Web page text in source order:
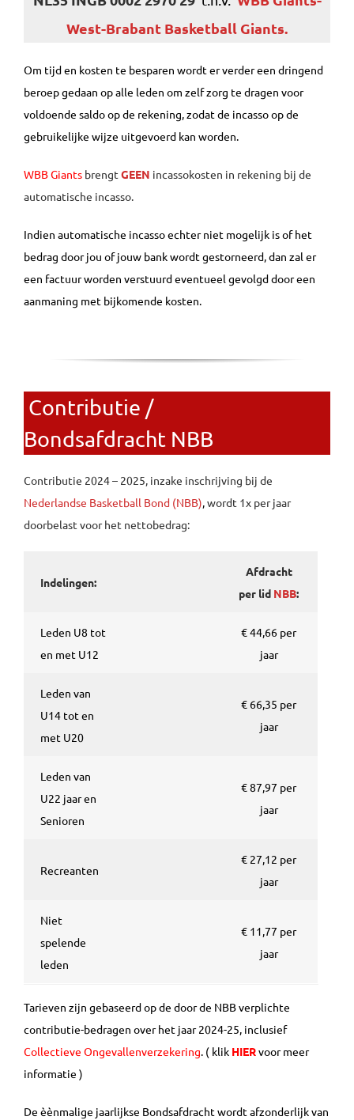
West-Brabant Basketball Giants.
Om tijd en kosten te besparen wordt er verder een dringend
beroep gedaan op alle leden om zelf zorg te dragen voor
voldoende saldo op de rekening, zodat de incasso op de
gebruikelijke wijze uitgevoerd kan worden.
WBB Giantsbrengt GEEN incassokosten in rekening bij de
automatische incasso.
Indien automatische incasso echter niet mogelijk is of het
bedrag door jou of jouw bank wordt gestorneerd, dan zal er
een factuur worden verstuurd eventueel gevolgd door een
aanmaning met bijkomende kosten.
Contributie /
Bondsafdracht NBB
Contributie 2024 – 2025, inzake inschrijving bij de
Nederlandse Basketball Bond (NBB),wordt 1x per jaar
doorbelast voor het nettobedrag:
Indelingen:
Afdracht
per lid NBB:
Leden U8 tot
en met U12
€ 44,66 per
jaar
Leden van
U14 tot en
met U20
€ 66,35 per
jaar
Leden van
U22 jaar en
Senioren
€ 87,97 per
jaar
Recreanten
€ 27,12 per
jaar
Niet
spelende
leden
€ 11,77 per
jaar
Tarieven zijn gebaseerd op de door de NBB verplichte
contributie-bedragen over het jaar 2024-25, inclusief
Collectieve Ongevallenverzekering. ( klik HIERvoor meer
informatie )
De èènmalige jaarlijkse Bondsafdracht wordt afzonderlijk van